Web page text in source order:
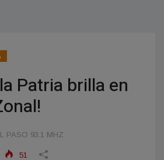
Patria brilla en
PASO 93.1 MHZ
51